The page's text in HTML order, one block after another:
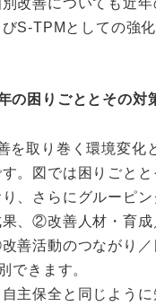
S-TPMとしての強
の困りごととその対
を取り巻く環境変化
。図では困りごと
、さらにグルーピン
、②改善人材・育成
善活動のつながり／
できます。
主保全と同じように